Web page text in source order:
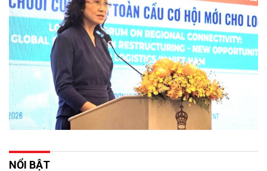
NỔI BẬT